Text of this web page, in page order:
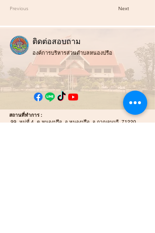
Previous Next
ติดต่อสอบถาม
องค์การบริหารส่วนตำบลหนองปรือ
สถานที่ทำการ :
99 หมู่ที่ 4 ต.หนองปรือ อ.หนองปรือ จ.กาญจนบุรี 71220